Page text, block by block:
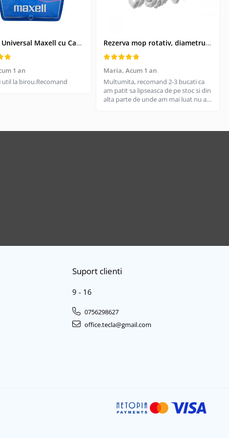
Kit USB Universal Maxell cu Cablu Retractabil si 4 Adaptoare, Husa Protectoare - Conectivitate pentru Dispozitive Vechi si Noi
1 an
util la birou.Recomand
Rezerva mop rotativ, diametrul parte prindere 16 cm, microfibre cu lungime de 15 cm, alba
Maria, Acum 1 an
Multumita, recomand 2-3 bucati ca
am patit sa lipseasca de pe stoc si din
alta parte de unde am mai luat nu are
Suport clienti
9 - 16
0756298627
office.tecla@gmail.com